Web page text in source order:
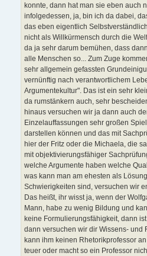
konnte, dann hat man sie eben auch
infolgedessen, ja, bin ich da dabei,
das eben eigentlich
nicht als Willkürmensch durch die
da ja sehr darum bemühen, dass
alle Menschen so... Zum Zuge
sehr allgemein gefassten
vernünftig nach verantwortlichem
Argumentekultur". Das ist ein sehr
da rumstänkern auch, sehr
hinaus versuchen wir ja dann auch
Einzelauffassungen sehr großen
darstellen können und das mit
hier der Fritz oder die Michaela, die
mit objektivierungsfähiger
welche Argumente haben welche
was kann man am ehesten als
Schwierigkeiten sind, versuchen wir
Das heißt, ihr wisst ja, wenn der
Mann, habe zu wenig Bildung und
keine Formulierungsfähigkeit, dann
dann versuchen wir dir Wissens- und
kann ihm keinen Rhetorikprofessor
teuer oder macht so ein Professor